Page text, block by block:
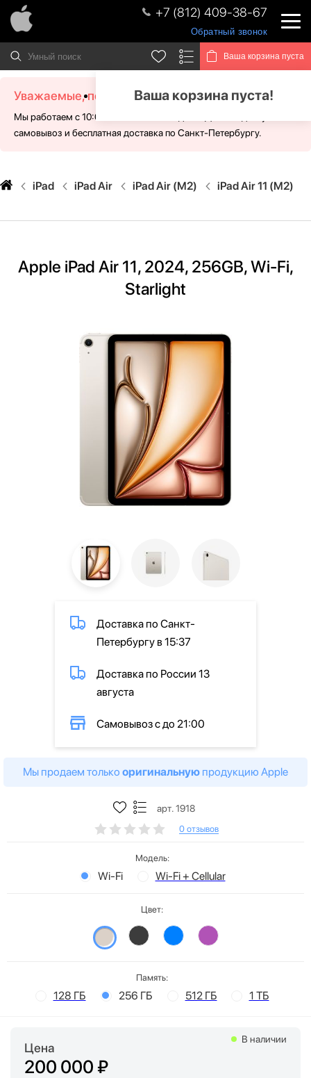
+7 (812) 409-38-67
Обратный звонок
Ваша корзина пуста
Ваша корзина пуста!
Уважаемые, посетители!
Мы работаем с 10:00 - 21:00 без выходных. Для Вас доступен
самовывоз и бесплатная доставка по Санкт-Петербургу.
iPad iPad Air iPad Air (M2) iPad Air 11 (M2)
Apple iPad Air 11, 2024, 256GB, Wi-Fi,
Starlight
Доставка по Санкт-
Петербургу в 15:37
Доставка по России 13
августа
Самовывоз с до 21:00
Мы продаем только оригинальную продукцию Apple
арт. 1918
0 отзывов
Модель:
Wi-Fi Wi-Fi + Cellular
Цвет:
Память:
128 ГБ 256 ГБ 512 ГБ 1 ТБ
Цена
200 000 ₽
В наличии